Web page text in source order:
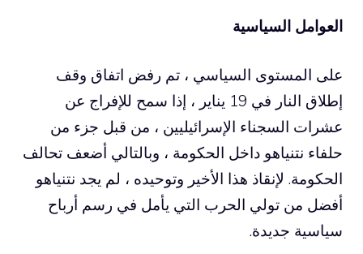
العوامل السياسية
على المستوى السياسي ، تم رفض اتفاق وقف
إطلاق النار في 19 يناير ، إذا سمح للإفراج عن
عشرات السجناء الإسرائيليين ، من قبل جزء من
حلفاء نتنياهو داخل الحكومة ، وبالتالي أضعف تحالف
الحكومة. لإنقاذ هذا الأخير وتوحيده ، لم يجد نتنياهو
أفضل من تولي الحرب التي يأمل في رسم أرباح
سياسية جديدة.